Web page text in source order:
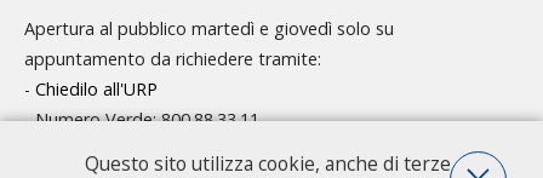
Apertura al pubblico martedì e giovedì solo su
appuntamento da richiedere tramite:
- Chiedilo all'URP
- Numero Verde: 800.88.33.11
Consulta l'organigramma
Questo sito utilizza cookie, anche di terze